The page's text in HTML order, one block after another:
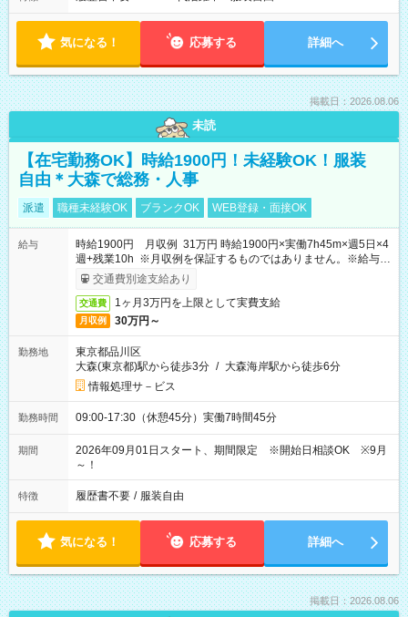
気になる！ 応募する 詳細へ
掲載日：2026.08.06
未読
【在宅勤務OK】時給1900円！未経験OK！服装
自由＊大森で総務・人事
派遣 職種未経験OK ブランクOK WEB登録・面接OK
給与
時給1900円 月収例 31万円 時給1900円×実働7h45m×週5日×4
週+残業10h ※月収例を保証するものではありません。※給与即
受取りサービス利用可（利用条件有）
交通費別途支給あり
交通費 1ヶ月3万円を上限として実費支給
月収例 30万円～
勤務地
東京都品川区
大森(東京都)駅から徒歩3分 / 大森海岸駅から徒歩6分
情報処理サ－ビス
勤務時間 09:00-17:30（休憩45分）実働7時間45分
期間
2026年09月01日スタート、期間限定 ※開始日相談OK ※9月
～！
特徴 履歴書不要 / 服装自由
気になる！ 応募する 詳細へ
掲載日：2026.08.06